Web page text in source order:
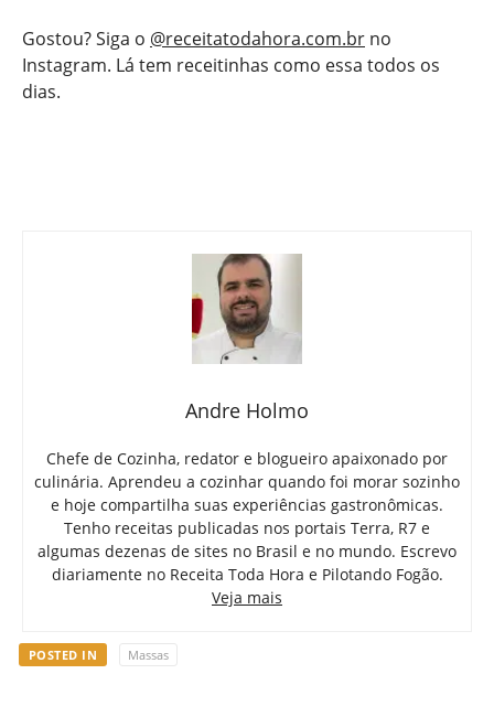
Gostou? Siga o @receitatodahora.com.br no
Instagram. Lá tem receitinhas como essa todos os
dias.
Andre Holmo
Chefe de Cozinha, redator e blogueiro apaixonado por
culinária. Aprendeu a cozinhar quando foi morar sozinho
e hoje compartilha suas experiências gastronômicas.
Tenho receitas publicadas nos portais Terra, R7 e
algumas dezenas de sites no Brasil e no mundo. Escrevo
diariamente no Receita Toda Hora e Pilotando Fogão.
Veja mais
POSTED IN Massas